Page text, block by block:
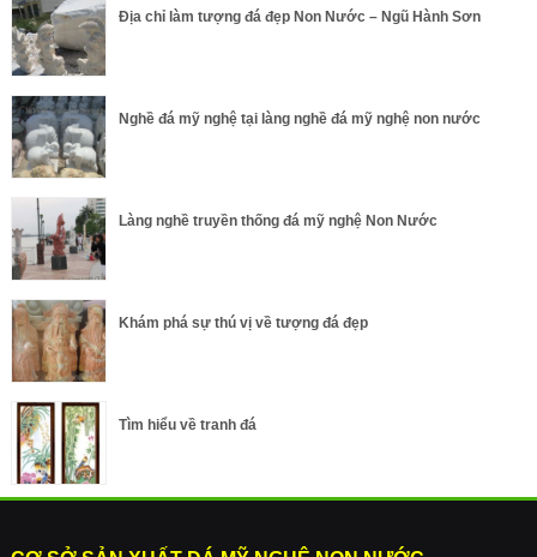
Địa chỉ làm tượng đá đẹp Non Nước – Ngũ Hành Sơn
Nghề đá mỹ nghệ tại làng nghề đá mỹ nghệ non nước
Làng nghề truyền thống đá mỹ nghệ Non Nước
Khám phá sự thú vị về tượng đá đẹp
Tìm hiểu về tranh đá